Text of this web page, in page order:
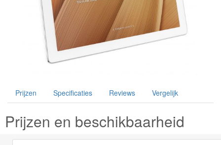
Prijzen Specificaties Reviews Vergelijk
Prijzen en beschikbaarheid